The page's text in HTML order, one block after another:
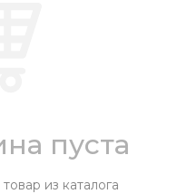
пуста
из каталога